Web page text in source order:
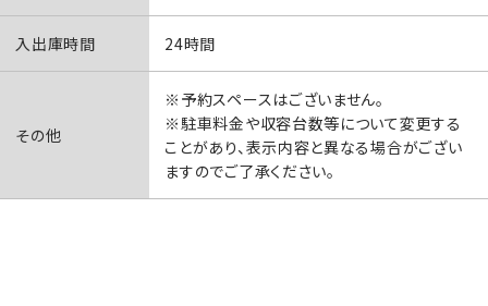
入出庫時間 24時間
その他
※予約スペースはございません。
※駐車料金や収容台数等について変更する
ことがあり、表示内容と異なる場合がござい
ますのでご了承ください。